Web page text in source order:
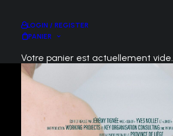
LOGIN / REGISTER
PANIER
Votre panier est actuellement vide.